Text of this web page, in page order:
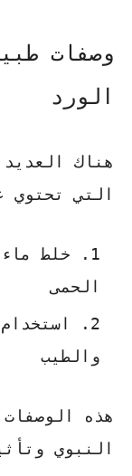
وصفات
الورد
هناك
التي تحتوي
خلط
الحمى
والطيب
هذه
النبوي